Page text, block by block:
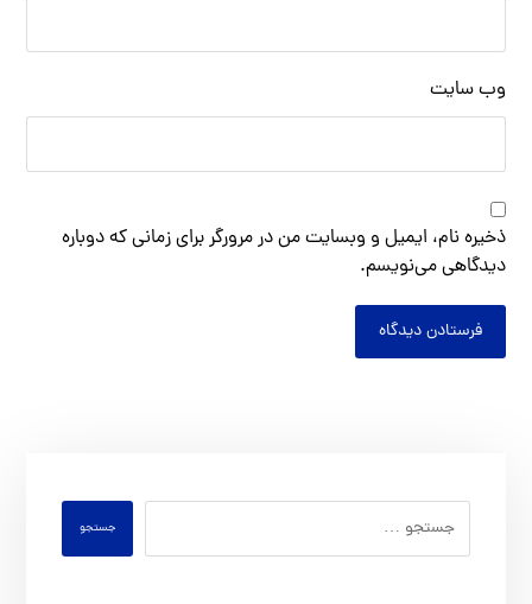
وب‌ سایت
ذخیره نام، ایمیل و وبسایت من در مرورگر برای زمانی که دوباره
دیدگاهی می‌نویسم.
فرستادن دیدگاه
جستجو